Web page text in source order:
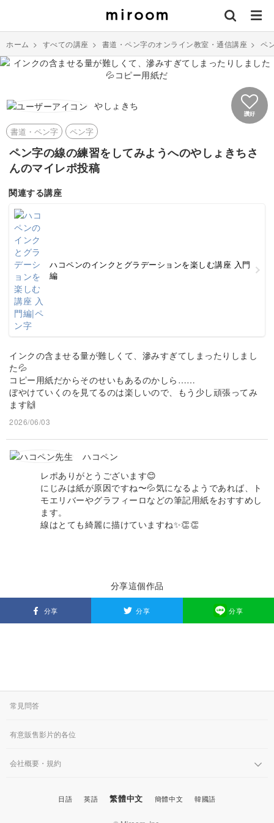
ホーム > すべての講座 > 書道・ペン字のオンライン教室・通信講座 > ペ
やしょきち
讚好
書道・ペン字 ペン字
ペン字の線の練習をしてみようへのやしょきちさ
んのマイレポ投稿
関連する講座
ハコペンのインクとグラデーションを楽しむ講座 入門
編
インクの含ませる量が難しくて、滲みすぎてしまったりしまし
た💦
コピー用紙だからそのせいもあるのかしら……
ぼやけていくのを見てるのは楽しいので、もう少し頑張ってみ
ます🙌
2026/06/03
ハコペン
レポありがとうございます😊
にじみは紙が原因ですね〜💦気になるようであれば、ト
モエリバーやグラフィーロなどの筆記用紙をおすすめし
ます。
線はとても綺麗に描けていますね✨👏👏
分享這個作品
分享 分享 分享
常見問答
有意販售影片的各位
会社概要・規約
日語 英語 繁體中文 簡體中文 韓國語